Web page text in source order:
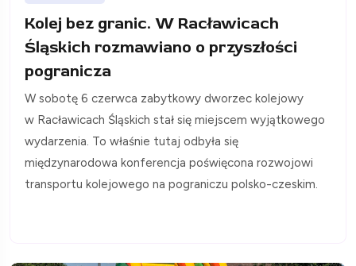
Kolej bez granic. W Racławicach
Śląskich rozmawiano o przyszłości
pogranicza
W sobotę 6 czerwca zabytkowy dworzec kolejowy
w Racławicach Śląskich stał się miejscem wyjątkowego
wydarzenia. To właśnie tutaj odbyła się
międzynarodowa konferencja poświęcona rozwojowi
transportu kolejowego na pograniczu polsko-czeskim.